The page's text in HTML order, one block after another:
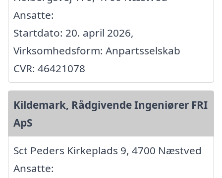
Ansatte:
Startdato: 20. april 2026,
Virksomhedsform: Anpartsselskab
CVR: 46421078
Kildemark, Rådgivende Ingeniører FRI
ApS
Sct Peders Kirkeplads 9, 4700 Næstved
Ansatte: